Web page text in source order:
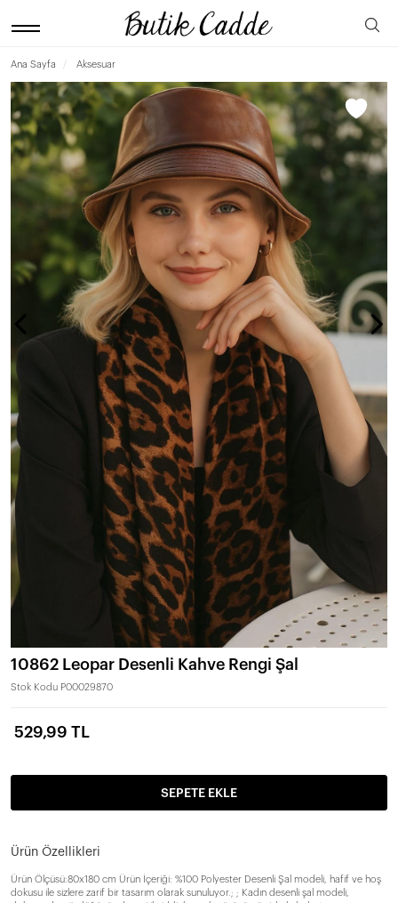
Ana Sayfa Aksesuar
10862 Leopar Desenli Kahve Rengi Şal
Stok Kodu P00029870
529,99 TL
SEPETE EKLE
Ürün Özellikleri
Ürün Ölçüsü:80x180 cm Ürün İçeriği: %100 Polyester Desenli Şal modeli, hafif ve hoş
dokusu ile sizlere zarif bir tasarım olarak sunuluyor.; ; Kadın desenli şal modeli,